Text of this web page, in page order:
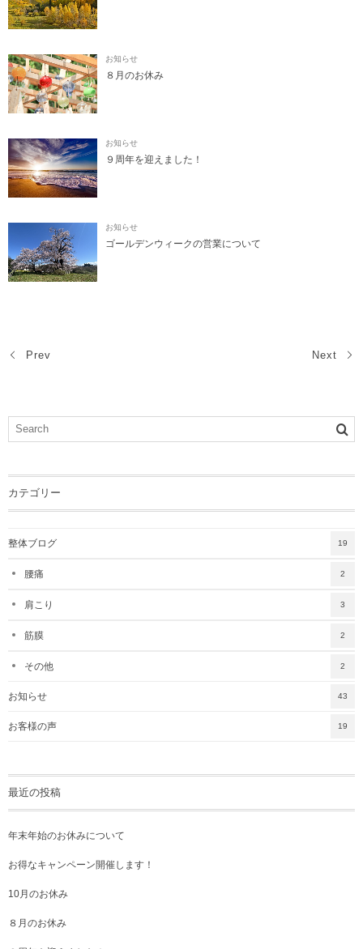
お知らせ
８月のお休み
お知らせ
９周年を迎えました！
お知らせ
ゴールデンウィークの営業について
Prev Next
カテゴリー
整体ブログ 19
腰痛 2
肩こり 3
筋膜 2
その他 2
お知らせ 43
お客様の声 19
最近の投稿
年末年始のお休みについて
お得なキャンペーン開催します！
10月のお休み
８月のお休み